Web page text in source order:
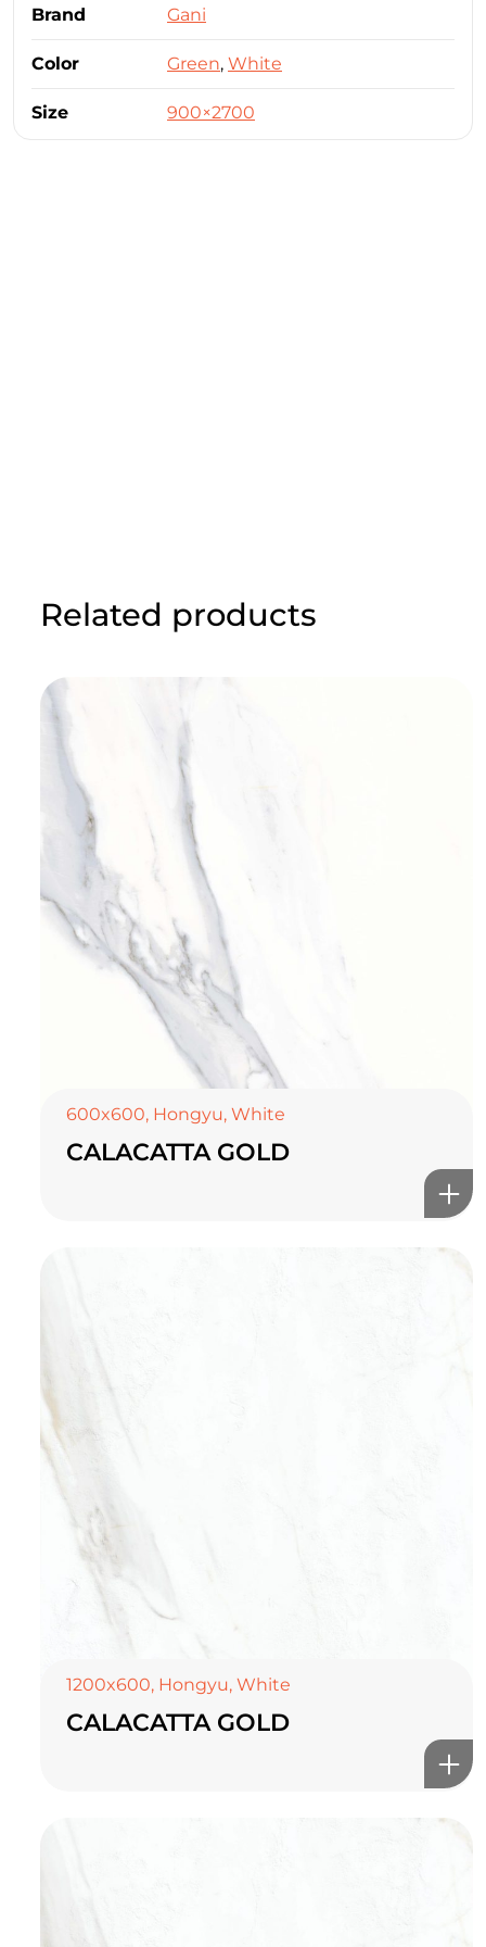
Brand Gani
Color Green, White
Size 900×2700
Related products
600x600, Hongyu, White
CALACATTA GOLD
1200x600, Hongyu, White
CALACATTA GOLD